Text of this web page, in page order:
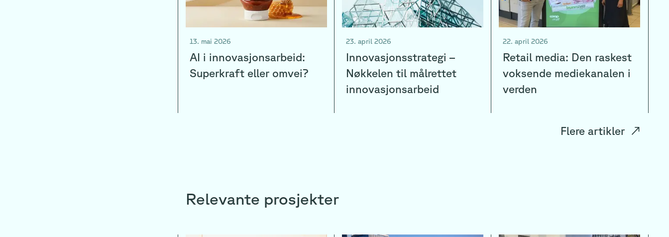
13. mai 2026
AI i innovasjonsarbeid:
Superkraft eller omvei?
23. april 2026
Innovasjonsstrategi –
Nøkkelen til målrettet
innovasjonsarbeid
22. april 2026
Retail media: Den raskest
voksende mediekanalen i
verden
Flere artikler ↗
Relevante prosjekter